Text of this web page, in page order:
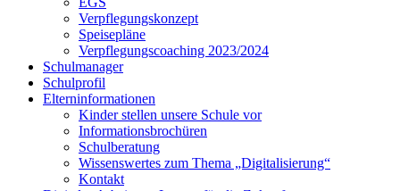
Verpflegungskonzept
Speisepläne
Verpflegungscoaching 2023/2024
Schulmanager
Schulprofil
Elterninformationen
Kinder stellen unsere Schule vor
Informationsbrochüren
Schulberatung
Wissenswertes zum Thema „Digitalisierung“
Kontakt